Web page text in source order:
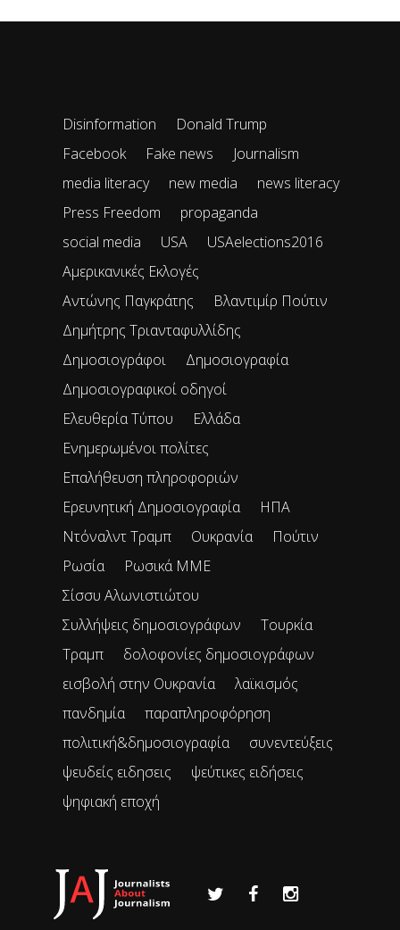
Disinformation
Donald Trump
Facebook
Fake news
Journalism
media literacy
new media
news literacy
Press Freedom
propaganda
social media
USA
USAelections2016
Αμερικανικές Εκλογές
Αντώνης Παγκράτης
Βλαντιμίρ Πούτιν
Δημήτρης Τριανταφυλλίδης
Δημοσιογράφοι
Δημοσιογραφία
Δημοσιογραφικοί οδηγοί
Ελευθερία Τύπου
Ελλάδα
Ενημερωμένοι πολίτες
Επαλήθευση πληροφοριών
Ερευνητική Δημοσιογραφία
ΗΠΑ
Ντόναλντ Τραμπ
Ουκρανία
Πούτιν
Ρωσία
Ρωσικά ΜΜΕ
Σίσσυ Αλωνιστιώτου
Συλλήψεις δημοσιογράφων
Τουρκία
Τραμπ
δολοφονίες δημοσιογράφων
εισβολή στην Ουκρανία
λαϊκισμός
πανδημία
παραπληροφόρηση
πολιτική&δημοσιογραφία
συνεντεύξεις
ψευδείς ειδησεις
ψεύτικες ειδήσεις
ψηφιακή εποχή